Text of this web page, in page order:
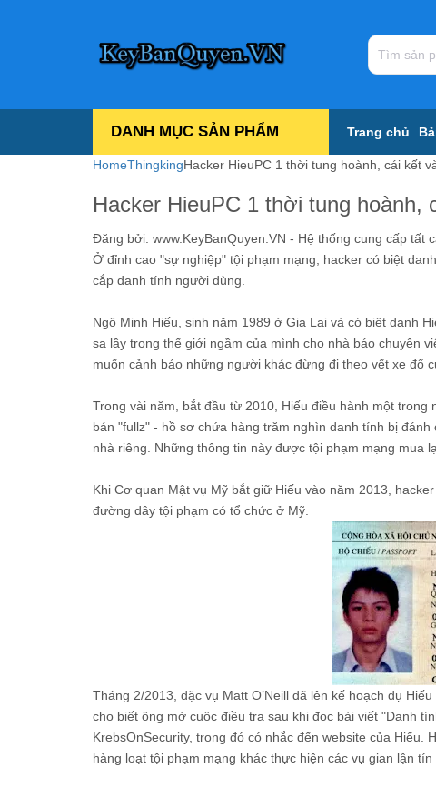
DANH MỤC SẢN PHẨM Trang chủ
HomeThingkingHacker HieuPC 1 thời tung hoành, cái kết
Hacker HieuPC 1 thời tung hoành,
Đăng bởi: www.KeyBanQuyen.VN - Hệ thống cung cấp tất
Ở đỉnh cao "sự nghiệp" tội phạm mạng, hacker có biệt
cắp danh tính người dùng.
Ngô Minh Hiếu, sinh năm 1989 ở Gia Lai và có biệt danh
sa lầy trong thế giới ngầm của mình cho nhà báo chuyên
muốn cảnh báo những người khác đừng đi theo vết xe đổ
Trong vài năm, bắt đầu từ 2010, Hiếu điều hành một
bán "fullz" - hồ sơ chứa hàng trăm nghìn danh tính bị
nhà riêng. Những thông tin này được tội phạm mạng mua
Khi Cơ quan Mật vụ Mỹ bắt giữ Hiếu vào năm 2013,
đường dây tội phạm có tổ chức ở Mỹ.
Tháng 2/2013, đặc vụ Matt O’Neill đã lên kế hoạch dụ
cho biết ông mở cuộc điều tra sau khi đọc bài viết "Danh
KrebsOnSecurity, trong đó có nhắc đến website của
hàng loạt tội phạm mạng khác thực hiện các vụ gian lận